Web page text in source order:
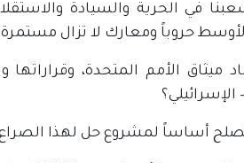
في الحرية والسيادة
حروباً ومعارك لا تزال مستمرة
ميثاق الأمم المتحدة،